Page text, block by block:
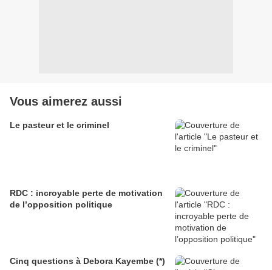
Vous aimerez aussi
Le pasteur et le criminel
RDC : incroyable perte de motivation
de l’opposition politique
Cinq questions à Debora Kayembe (*)